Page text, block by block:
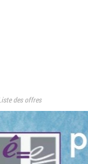
des offres